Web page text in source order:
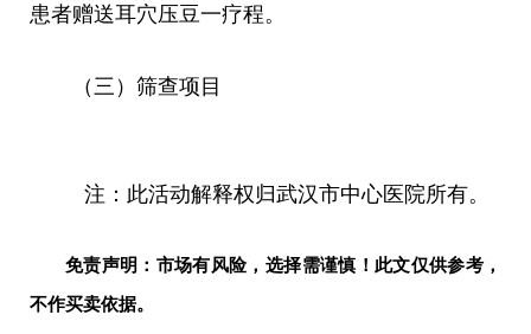
患者赠送耳穴压豆一疗程。
（三）筛查项目
注：此活动解释权归武汉市中心医院所有。
免责声明：市场有风险，选择需谨慎！此文仅供参考，
不作买卖依据。